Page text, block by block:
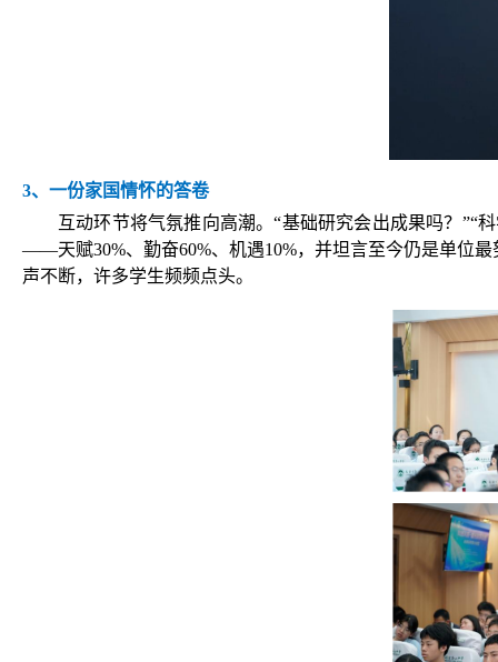
3、一份家国情怀的答卷
互动环节将气氛推向高潮。“基础研究会出成果吗？”“
——天赋30%、勤奋60%、机遇10%，并坦言至今仍是单位
声不断，许多学生频频点头。